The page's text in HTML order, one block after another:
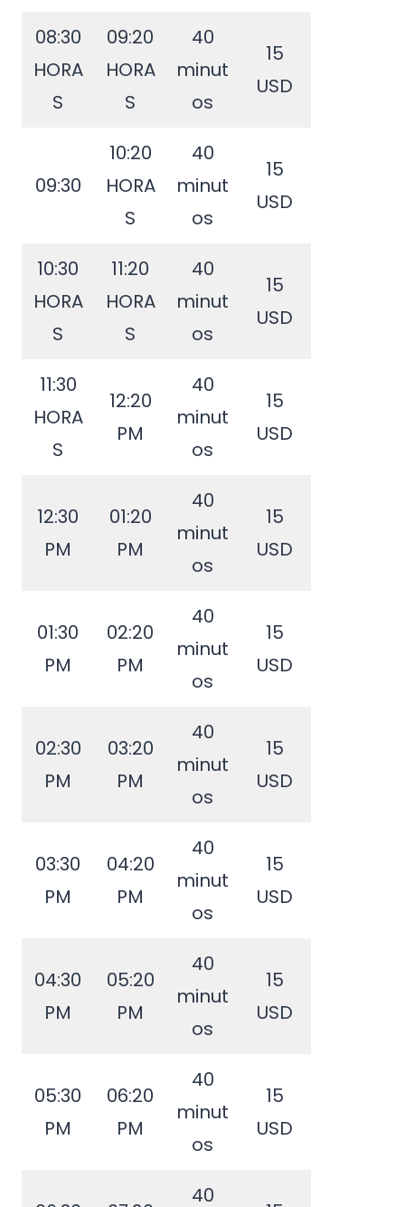
08:30
HORA
S
09:20
HORA
S
40
minut
os
15
USD
09:30
10:20
HORA
S
40
minut
os
15
USD
10:30
HORA
S
11:20
HORA
S
40
minut
os
15
USD
11:30
HORA
S
12:20
PM
40
minut
os
15
USD
12:30
PM
01:20
PM
40
minut
os
15
USD
01:30
PM
02:20
PM
40
minut
os
15
USD
02:30
PM
03:20
PM
40
minut
os
15
USD
03:30
PM
04:20
PM
40
minut
os
15
USD
04:30
PM
05:20
PM
40
minut
os
15
USD
05:30
PM
06:20
PM
40
minut
os
15
USD
40